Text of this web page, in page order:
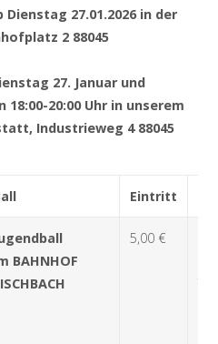
27.01.2026 in der
2 88045
27. Januar und
18:00-20:00 Uhr in unserem
Industrieweg 4 88045
Eintritt
BAHNHOF
5,00 €